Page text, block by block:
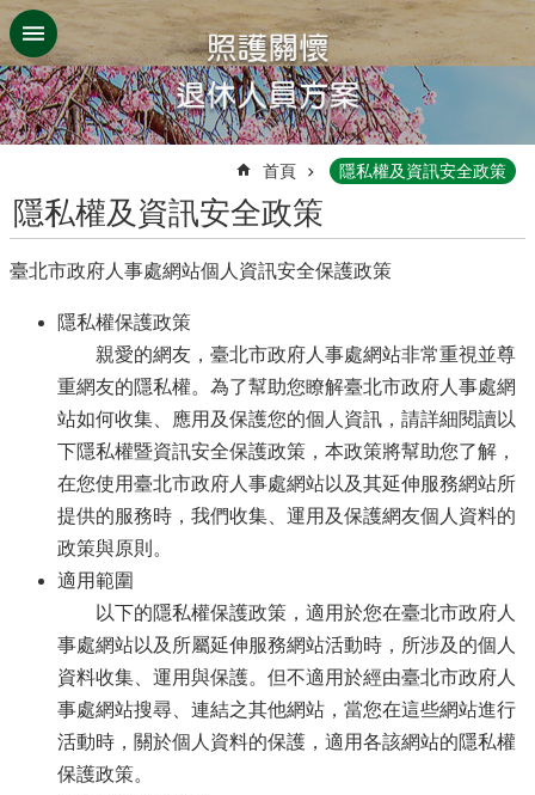
跳到主要內容區塊
首頁 隱私權及資訊安全政策
隱私權及資訊安全政策
臺北市政府人事處網站個人資訊安全保護政策
隱私權保護政策
親愛的網友，臺北市政府人事處網站非常重視並尊
重網友的隱私權。為了幫助您瞭解臺北市政府人事處網
站如何收集、應用及保護您的個人資訊，請詳細閱讀以
下隱私權暨資訊安全保護政策，本政策將幫助您了解，
在您使用臺北市政府人事處網站以及其延伸服務網站所
提供的服務時，我們收集、運用及保護網友個人資料的
政策與原則。
適用範圍
以下的隱私權保護政策，適用於您在臺北市政府人
事處網站以及所屬延伸服務網站活動時，所涉及的個人
資料收集、運用與保護。但不適用於經由臺北市政府人
事處網站搜尋、連結之其他網站，當您在這些網站進行
活動時，關於個人資料的保護，適用各該網站的隱私權
保護政策。